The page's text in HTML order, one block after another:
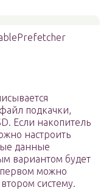
подкачки,
Если накопитель
настроить
данные
вариантом будет
первом можно
систему.